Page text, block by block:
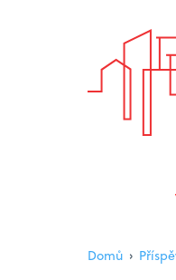
Domů ›